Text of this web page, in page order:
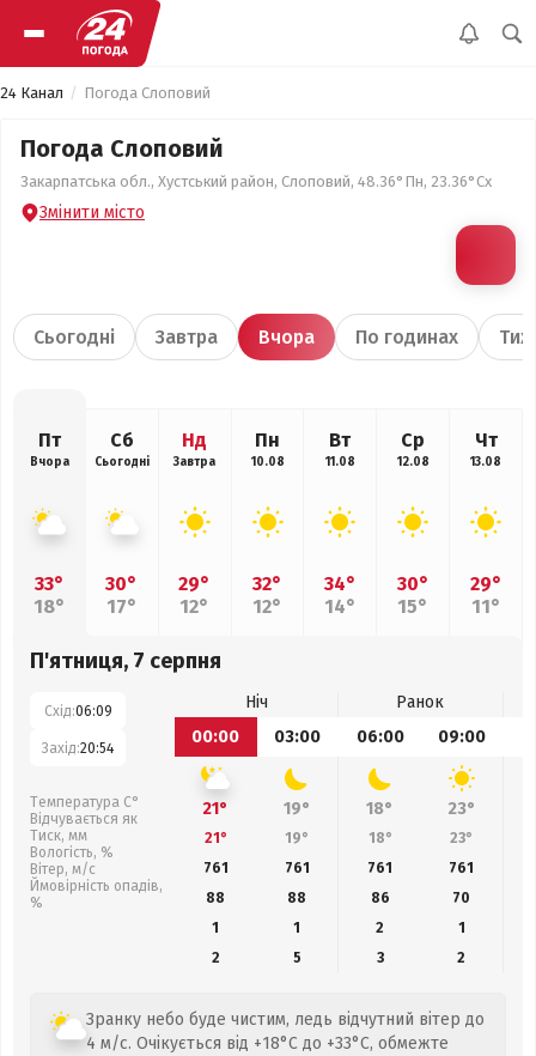
24 Канал Погода Слоповий
Погода Слоповий
Закарпатська обл., Хустський район, Слоповий, 48.36°Пн, 23.36°Сх
Змінити місто
Сьогодні Завтра Вчора По годинах
Пт
Вчора
33°
18°
Сб
Сьогодні
30°
17°
Нд
Завтра
29°
12°
Пн
10.08
32°
12°
Вт
11.08
34°
14°
Ср
12.08
30°
15°
Чт
13.08
29°
11°
П'ятниця, 7 серпня
Схід:06:09
Захід:20:54
Температура С°
Відчувається як
Тиск, мм
Вологість, %
Вітер, м/с
Ймовірність опадів,
%
Ніч
Ранок
00:00
03:00 06:00 09:00
21° 19° 18° 23°
21° 19° 18° 23°
761
761 761 761
88
88 86 70
1
1 2
1
2
5 3 2
Зранку небо буде чистим, ледь відчутний вітер до
4 м/с. Очікується від +18°C до +33°C, обмежте